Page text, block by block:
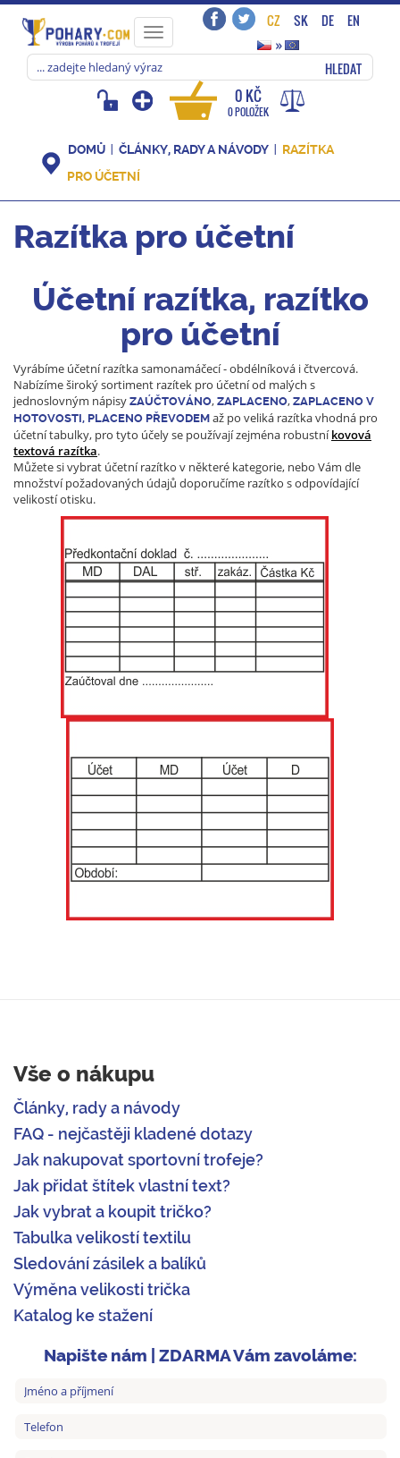
Toggle
navigation
CZ SK DE
EN
»
HLEDAT
0 KČ
0 POLOŽEK
DOMŮ ČLÁNKY, RADY A NÁVODY
RAZÍTKA
PRO ÚČETNÍ
Razítka pro účetní
Účetní razítka, razítko
pro účetní
Vyrábíme účetní razítka samonamáčecí - obdélníková i čtvercová.
Nabízíme široký sortiment razítek pro účetní od malých s
jednoslovným nápisy ZAÚČTOVÁNO, ZAPLACENO, ZAPLACENO V
HOTOVOSTI, PLACENO PŘEVODEM až po veliká razítka vhodná pro
účetní tabulky, pro tyto účely se používají zejména robustníkovová
textová razítka.
Můžete si vybrat účetní razítko v některé kategorie, nebo Vám dle
množství požadovaných údajů doporučíme razítko s odpovídající
velikostí otisku.
Vše o nákupu
Články, rady a návody
FAQ - nejčastěji kladené dotazy
Jak nakupovat sportovní trofeje?
Jak přidat štítek vlastní text?
Jak vybrat a koupit tričko?
Tabulka velikostí textilu
Sledování zásilek a balíků
Výměna velikosti trička
Katalog ke stažení
Napište nám | ZDARMA Vám zavoláme: